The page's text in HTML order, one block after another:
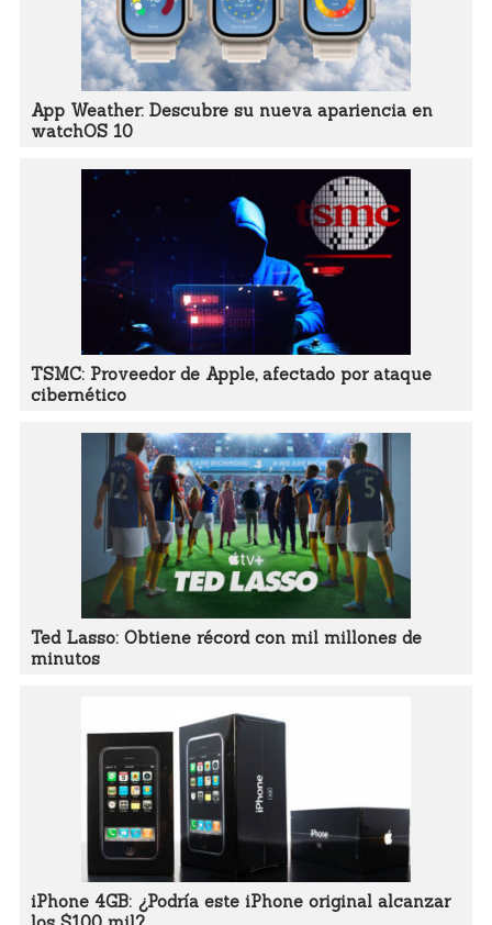
App Weather: Descubre su nueva apariencia en
watchOS 10
TSMC: Proveedor de Apple, afectado por ataque
cibernético
Ted Lasso: Obtiene récord con mil millones de
minutos
iPhone 4GB: ¿Podría este iPhone original alcanzar